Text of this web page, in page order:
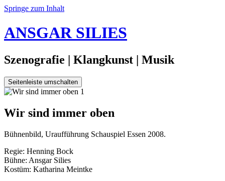
Springe zum Inhalt
ANSGAR SILIES
Szenografie | Klangkunst | Musik
Seitenleiste umschalten
22.
November
Januar
2020
Wir sind immer oben
Bühnenbild, Uraufführung Schauspiel Essen 2008.
Regie: Henning Bock
Bühne: Ansgar Silies
Kostüm: Katharina Meintke